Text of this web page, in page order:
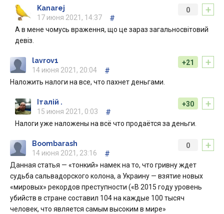
+
0
Kanarej
17 июня 2021, 14:37
#
А в мене чомусь враження, що це зараз загальносвітовий
девіз.
+
+21
lavrov1
14 июня 2021, 20:04
#
Наложить налоги на все, что пахнет деньгами.
+
+30
Італій .
15 июня 2021, 0:03
#
Налоги уже наложены на всё что продаётся за деньги.
+
0
Boombarash
14 июня 2021, 23:16
#
Данная статья — «тонкий» намек на то, что гривну ждет
судьба сальвадорского колона, а Украину — взятие новых
«мировых» рекордов преступности («В 2015 году уровень
убийств в стране составил 104 на каждые 100 тысяч
человек, что является самым высоким в мире»